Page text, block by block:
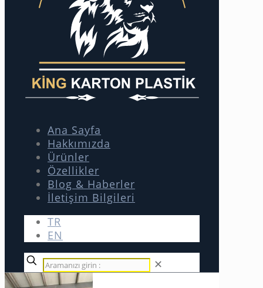
Ana Sayfa
Hakkımızda
Ürünler
Özellikler
Blog & Haberler
İletişim Bilgileri
TR
EN
✕